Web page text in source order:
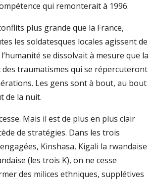
qui remonterait à 1996.
plus grande que la France,
les soldatesques locales agissent de
se dissolvait à mesure que la
des traumatismes qui se répercuteront
Les gens sont à bout, au bout
de la nuit.
Mais il est de plus en plus clair
de stratégies. Dans les trois
Kinshasa, Kigali la rwandaise
(les trois K), on ne cesse
des milices ethniques, supplétives